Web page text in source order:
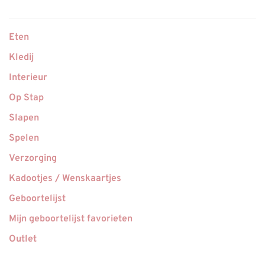
Eten
Kledij
Interieur
Op Stap
Slapen
Spelen
Verzorging
Kadootjes / Wenskaartjes
Geboortelijst
Mijn geboortelijst favorieten
Outlet